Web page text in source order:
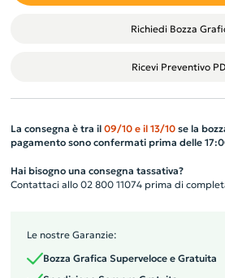
Richiedi Bozza
Ricevi Preventivo
La consegna è tra il 09/10 e il 13/10se la
pagamento sono confermati prima delle
Hai bisogno una consegna tassativa?
Contattaci allo 02 800 11074 prima di
Le nostre Garanzie:
Bozza Grafica Superveloce e Gratuita